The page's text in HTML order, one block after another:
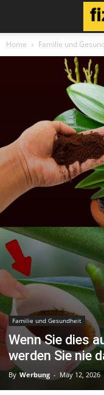
Home Familie und
Familie und Gesundheit
Wenn Sie dies
werden Sie nie
By Werbung - May 12, 2026